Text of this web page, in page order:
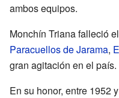
ambos equipos.
Monchín Triana falleció
Paracuellos de Jarama,
gran agitación en el país.
En su honor, entre 1952